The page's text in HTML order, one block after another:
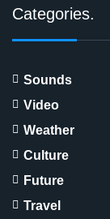
Categories.
Sounds
Video
Weather
Culture
Future
Travel